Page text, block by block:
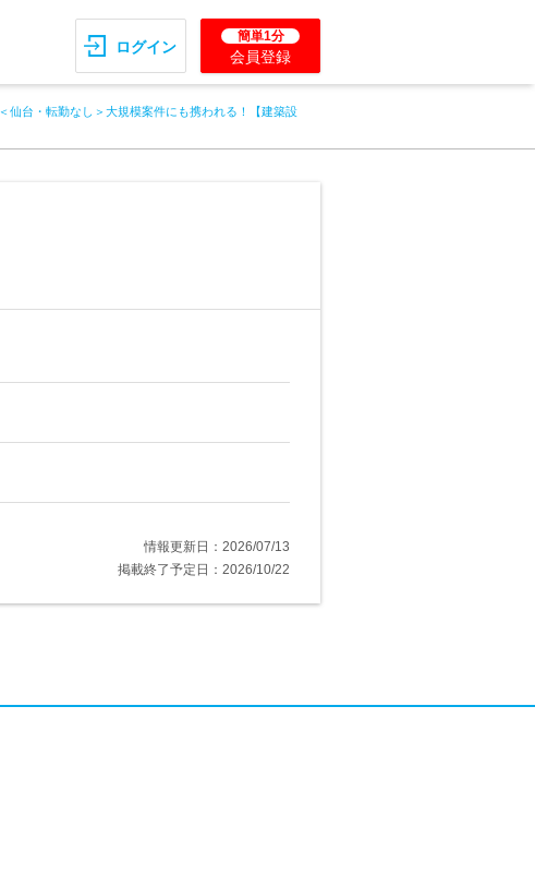
ログイン
簡単1分
会員登録
＜仙台・転勤なし＞大規模案件にも携われる！【建築設
情報更新日：2026/07/13
掲載終了予定日：2026/10/22